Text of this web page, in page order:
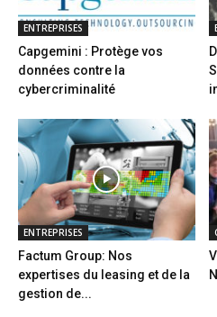
ENTREPRISES
Capgemini : Protège vos
données contre la
cybercriminalité
ENTREPRISES
Factum Group: Nos
expertises du leasing et de la
gestion de...